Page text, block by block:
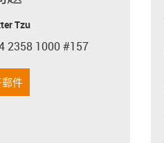
Tzu
2358 1000 #157
件